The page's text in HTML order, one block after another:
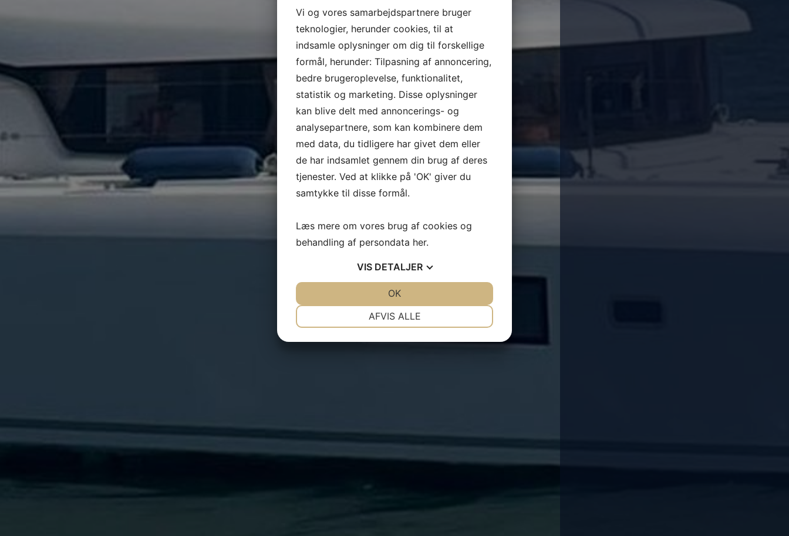
Vi og vores samarbejdspartnere bruger
teknologier, herunder cookies, til at
indsamle oplysninger om dig til forskellige
formål, herunder: Tilpasning af annoncering,
bedre brugeroplevelse, funktionalitet,
statistik og marketing. Disse oplysninger
kan blive delt med annoncerings- og
analysepartnere, som kan kombinere dem
med data, du tidligere har givet dem eller
de har indsamlet gennem din brug af deres
tjenester. Ved at klikke på 'OK' giver du
samtykke til disse formål.
Læs mere om vores brug af cookies og
behandling af persondata her.
VIS DETALJER
AFVIS ALLE
OK